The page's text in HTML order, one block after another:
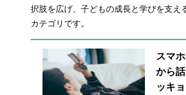
択肢を広げ、子どもの成長と学びを支え
カテゴリです。
スマ
から
ッキ